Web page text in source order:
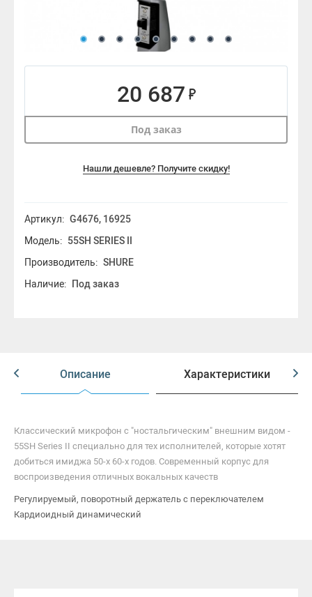
Артикул: G4676, 16925
Модель: 55SH SERIES II
Производитель: SHURE
Наличие: Под заказ
20 687
Под заказ
Нашли дешевле? Получите скидку!
Описание Характеристики
Классический микрофон с "ностальгическим" внешним видом -
55SH Series II специально для тех исполнителей, которые хотят
добиться имиджа 50-х 60-х годов. Современный корпус для
воспроизведения отличных вокальных качеств
Регулируемый, поворотный держатель с переключателем
Кардиоидный динамический